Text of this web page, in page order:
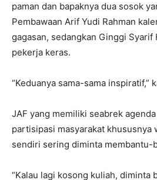
paman dan bapaknya dua sosok
Pembawaan Arif Yudi Rahman
gagasan, sedangkan Ginggi Syarif
pekerja keras.
“Keduanya sama-sama inspiratif,”
JAF yang memiliki seabrek
partisipasi masyarakat khususnya
sendiri sering diminta membantu-
“Kalau lagi kosong kuliah, diminta